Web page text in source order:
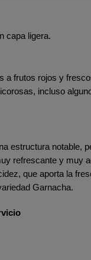
capa ligera.
a frutos rojos y
incluso
estructura notable,
refrescante y muy
que aporta la
Garnacha.